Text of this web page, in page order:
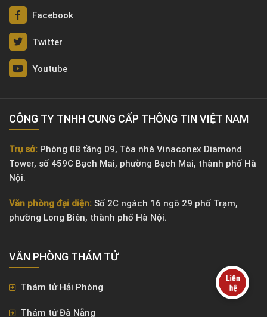
Facebook
Twitter
Youtube
CÔNG TY TNHH CUNG CẤP THÔNG TIN VIỆT NAM
Trụ sở: Phòng 08 tầng 09, Tòa nhà Vinaconex Diamond
Tower, số 459C Bạch Mai, phường Bạch Mai, thành phố Hà
Nội.
Văn phòng đại diện: Số 2C ngách 16 ngõ 29 phố Trạm,
phường Long Biên, thành phố Hà Nội.
VĂN PHÒNG ​THÁM TỬ
Thám tử Hải Phòng
Thám tử Đà Nẵng